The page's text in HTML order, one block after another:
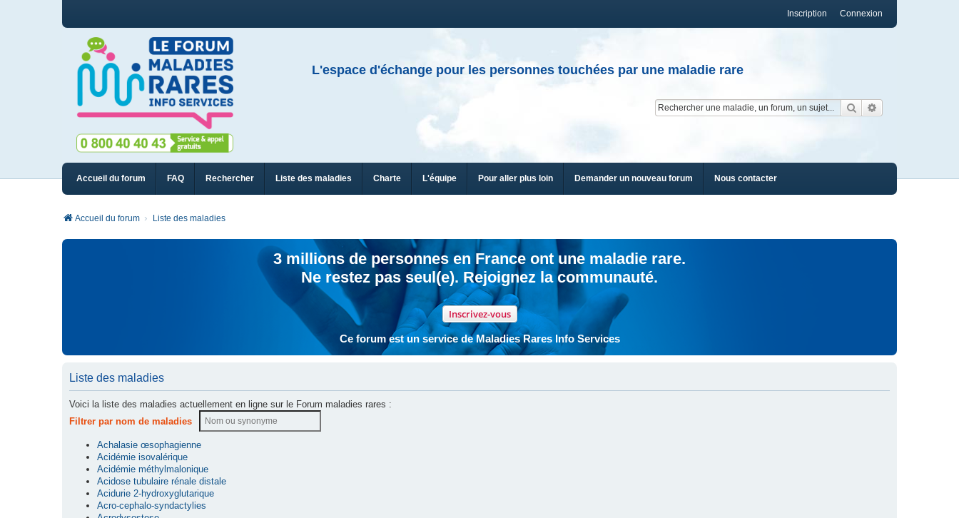
Connexion
Inscription
L'espace d'échange pour les personnes touchées par une maladie rare
Rechercher
Accueil du forum FAQ Rechercher Liste des maladies Charte L'équipe Pour aller plus loin Demander un nouveau forum Nous contacter
Accueil du forum Liste des maladies
3 millions de personnes en France ont une maladie rare.
Ne restez pas seul(e). Rejoignez la communauté.
Inscrivez-vous
Ce forum est un service de Maladies Rares Info Services
Liste des maladies
Voici la liste des maladies actuellement en ligne sur le Forum maladies rares :
Filtrer par nom de maladies
Achalasie œsophagienne
Acidémie isovalérique
Acidémie méthylmalonique
Acidose tubulaire rénale distale
Acidurie 2-hydroxyglutarique
Acro-cephalo-syndactylies